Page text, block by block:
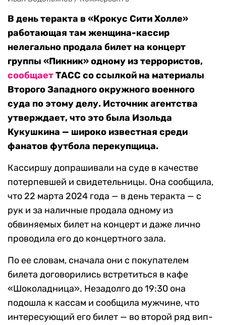
В день теракта в «Крокус Сити Холле»
работающая там женщина-кассир
нелегально продала билет на концерт
группы «Пикник» одному из террористов,
сообщаетТАСС со ссылкой на материалы
Второго Западного окружного военного
суда по этому делу. Источник агентства
утверждает, что это была Изольда
Кукушкина — широко известная среди
фанатов футбола перекупщица.
Кассиршу допрашивали на суде в качестве
потерпевшей и свидетельницы. Она сообщила,
что 22 марта 2024 года — в день теракта — с
рук и за наличные продала одному из
обвиняемых билет на концерт и даже лично
проводила его до концертного зала.
По ее словам, сначала они с покупателем
билета договорились встретиться в кафе
«Шоколадница». Незадолго до 19:30 она
подошла к кассам и сообщила мужчине, что
интересующий его билет — во второй ряд вип-